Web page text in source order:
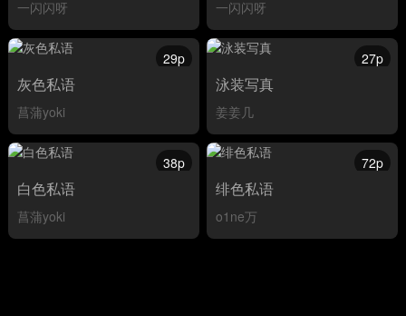
一闪闪呀 一闪闪呀
29p
灰色私语
菖蒲yoki
27p
泳装写真
姜姜几
38p
白色私语
菖蒲yoki
72p
绯色私语
o1ne万